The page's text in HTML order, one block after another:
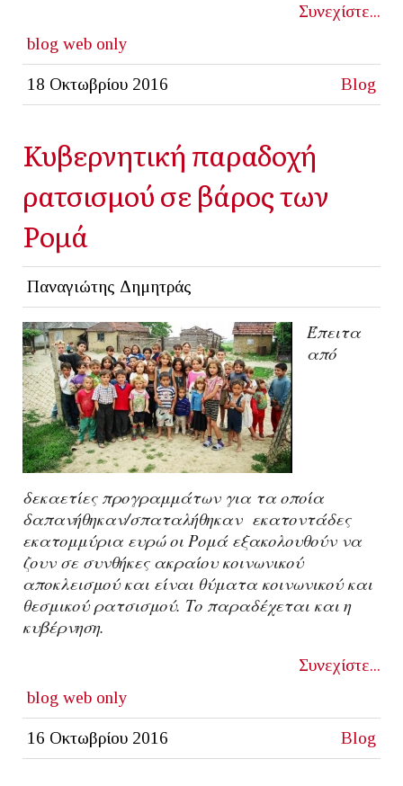
Συνεχίστε...
blog web only
18 Οκτωβρίου 2016 Blog
Κυβερνητική παραδοχή
ρατσισμού σε βάρος των
Ρομά
Παναγιώτης Δημητράς
Έπειτα
από
δεκαετίες προγραμμάτων για τα οποία
δαπανήθηκαν/σπαταλήθηκαν εκατοντάδες
εκατομμύρια ευρώ οι Ρομά εξακολουθούν να
ζουν σε συνθήκες ακραίου κοινωνικού
αποκλεισμού και είναι θύματα κοινωνικού και
θεσμικού ρατσισμού. Το παραδέχεται και η
κυβέρνηση.
Συνεχίστε...
blog web only
16 Οκτωβρίου 2016 Blog